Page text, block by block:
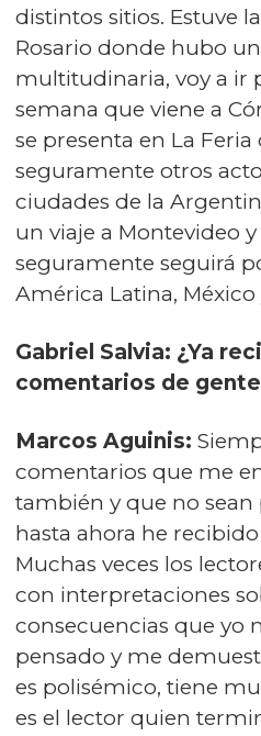
distintos sitios. Estuve
Rosario donde hubo
multitudinaria, voy a ir
semana que viene a
se presenta en La
seguramente otros
ciudades de la
un viaje a Montevideo
seguramente seguirá
América Latina,
Gabriel Salvia: ¿Ya
comentarios de
Marcos Aguinis:
comentarios que me
también y que no sean
hasta ahora he
Muchas veces los
con interpretaciones
consecuencias que yo
pensado y me
es polisémico, tiene
es el lector quien